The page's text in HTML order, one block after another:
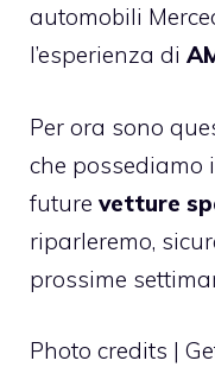
automobili
l’esperienza di
Per ora sono
che possediamo
future vetture
riparleremo,
prossime
Photo credits |